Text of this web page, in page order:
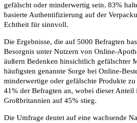
gefälscht oder minderwertig sein. 83%
basierte Authentifizierung auf der
Echtheit für sinnvoll.
Die Ergebnisse, die auf 5000 Befragten
Besorgnis unter Nutzern von Online-
äußern Bedenken hinsichtlich gefälschter
häufigsten genannte Sorge bei Online-
minderwertige oder gefälschte Produkte
41% der Befragten an, wobei dieser Anteil
Großbritannien auf 45% stieg.
Die Umfrage deutet auf eine wachsende